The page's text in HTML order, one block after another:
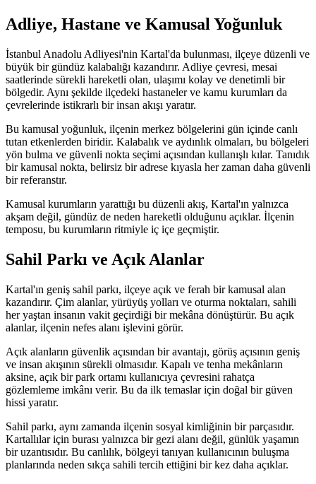
Adliye, Hastane ve Kamusal Yoğunluk
İstanbul Anadolu Adliyesi'nin Kartal'da bulunması, ilçeye düzenli ve
büyük bir gündüz kalabalığı kazandırır. Adliye çevresi, mesai
saatlerinde sürekli hareketli olan, ulaşımı kolay ve denetimli bir
bölgedir. Aynı şekilde ilçedeki hastaneler ve kamu kurumları da
çevrelerinde istikrarlı bir insan akışı yaratır.
Bu kamusal yoğunluk, ilçenin merkez bölgelerini gün içinde canlı
tutan etkenlerden biridir. Kalabalık ve aydınlık olmaları, bu bölgeleri
yön bulma ve güvenli nokta seçimi açısından kullanışlı kılar. Tanıdık
bir kamusal nokta, belirsiz bir adrese kıyasla her zaman daha güvenli
bir referanstır.
Kamusal kurumların yarattığı bu düzenli akış, Kartal'ın yalnızca
akşam değil, gündüz de neden hareketli olduğunu açıklar. İlçenin
temposu, bu kurumların ritmiyle iç içe geçmiştir.
Sahil Parkı ve Açık Alanlar
Kartal'ın geniş sahil parkı, ilçeye açık ve ferah bir kamusal alan
kazandırır. Çim alanlar, yürüyüş yolları ve oturma noktaları, sahili
her yaştan insanın vakit geçirdiği bir mekâna dönüştürür. Bu açık
alanlar, ilçenin nefes alanı işlevini görür.
Açık alanların güvenlik açısından bir avantajı, görüş açısının geniş
ve insan akışının sürekli olmasıdır. Kapalı ve tenha mekânların
aksine, açık bir park ortamı kullanıcıya çevresini rahatça
gözlemleme imkânı verir. Bu da ilk temaslar için doğal bir güven
hissi yaratır.
Sahil parkı, aynı zamanda ilçenin sosyal kimliğinin bir parçasıdır.
Kartallılar için burası yalnızca bir gezi alanı değil, günlük yaşamın
bir uzantısıdır. Bu canlılık, bölgeyi tanıyan kullanıcının buluşma
planlarında neden sıkça sahili tercih ettiğini bir kez daha açıklar.